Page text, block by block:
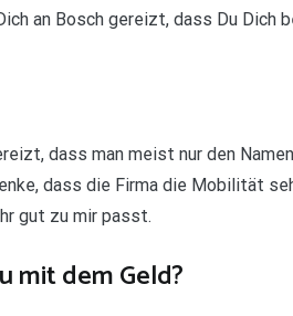
an Bosch gereizt, dass Du Dich
dass man meist nur den
dass die Firma die Mobilität
gut zu mir passt.
mit dem Geld?